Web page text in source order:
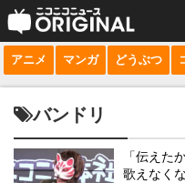
サービス一覧
生放送
アニメ マンガ どうぶつ
バンドリ
「伝えた
歌えなく